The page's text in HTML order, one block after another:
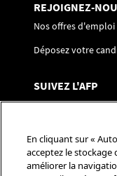
REJOIGNEZ-
Nos offres d'emploi
Déposez votre
SUIVEZ L'AFP
Nous contacter
Réseaux sociaux
En cliquant sur «
acceptez le
améliorer la